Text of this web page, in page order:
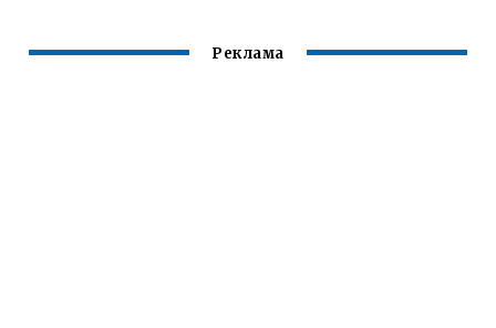
Реклама